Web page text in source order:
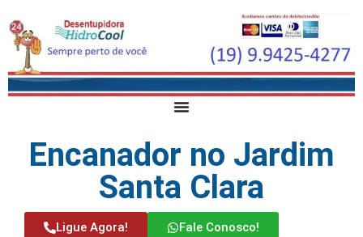
Encanador no Jardim
Santa Clara
Ligue Agora! Fale Conosco!